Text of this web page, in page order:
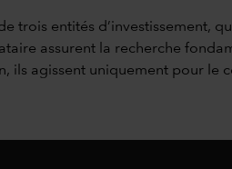
trois entités d’investissement,
assurent la recherche
agissent uniquement pour le